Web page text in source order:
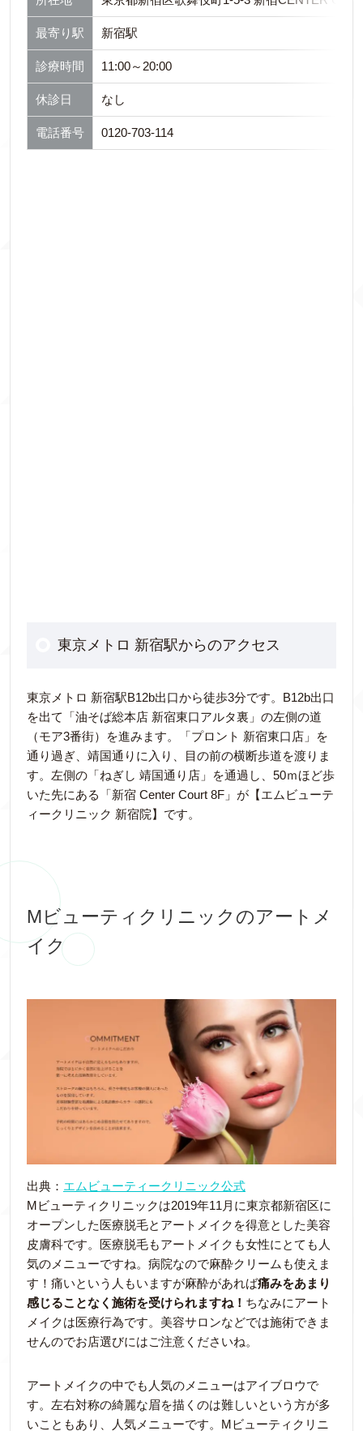
最寄り駅 新宿駅
診療時間 11:00～20:00
休診日 なし
電話番号 0120-703-114
東京メトロ 新宿駅からのアクセス
東京メトロ 新宿駅B12b出口から徒歩3分です。B12b出口
を出て「油そば総本店 新宿東口アルタ裏」の左側の道
（モア3番街）を進みます。「プロント 新宿東口店」を
通り過ぎ、靖国通りに入り、目の前の横断歩道を渡りま
す。左側の「ねぎし 靖国通り店」を通過し、50ｍほど歩
いた先にある「新宿 Center Court 8F」が【エムビューテ
ィークリニック 新宿院】です。
Mビューティクリニックのアートメ
イク
出典： エムビューティークリニック公式
Mビューティクリニックは2019年11月に東京都新宿区に
オープンした医療脱毛とアートメイクを得意とした美容
皮膚科です。医療脱毛もアートメイクも女性にとても人
気のメニューですね。病院なので麻酔クリームも使えま
す！痛いという人もいますが麻酔があれば痛みをあまり
感じることなく施術を受けられますね！ ちなみにアート
メイクは医療行為です。美容サロンなどでは施術できま
せんのでお店選びにはご注意くださいね。
アートメイクの中でも人気のメニューはアイブロウで
す。左右対称の綺麗な眉を描くのは難しいという方が多
いこともあり、人気メニューです。Mビューティクリニ